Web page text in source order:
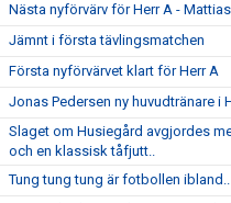
Nästa nyförvärv för Herr A - Mattias
Jämnt i första tävlingsmatchen
Första nyförvärvet klart för Herr A
Jonas Pedersen ny huvudtränare i
Slaget om Husiegård avgjordes
och en klassisk tåfjutt..
Tung tung tung är fotbollen ibland..